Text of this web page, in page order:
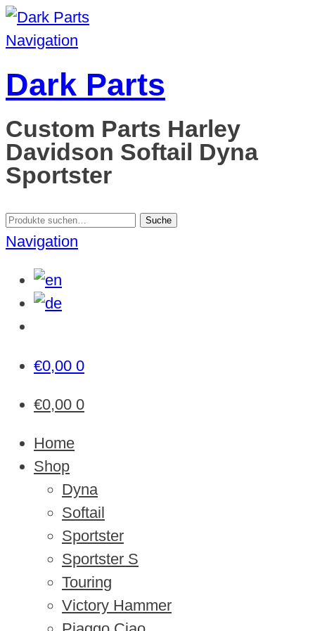
Navigation
Dark Parts
Custom Parts Harley
Davidson Softail Dyna
Sportster
Suche
nach:
Suche
Navigation
€0,00 0
€0,00 0
Home
Shop
Dyna
Softail
Sportster
Sportster S
Touring
Victory Hammer